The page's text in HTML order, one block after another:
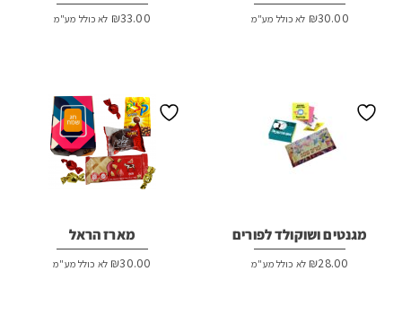
₪30.00 לא כולל מע"מ ₪33.00 לא כולל מע"מ
מגנטים ושוקולד לפורים
₪28.00 לא כולל מע"מ
מארז הראל
₪30.00 לא כולל מע"מ